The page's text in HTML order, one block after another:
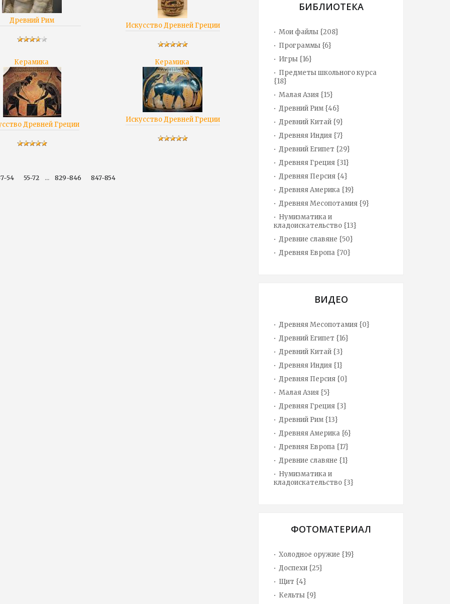
Древний Рим
Искусство Древней Греции
Керамика
Древней Греции
Керамика
Искусство Древней Греции
54 55-72 ... 829-846 847-854
БИБЛИОТЕКА
Мои файлы {208}
Программы {6}
Игры {16}
Предметы школьного курса
{18}
Малая Азия {15}
Древний Рим {46}
Древний Китай {9}
Древняя Индия {7}
Древний Египет {29}
Древняя Греция {31}
Древняя Персия {4}
Древняя Америка {19}
Древняя Месопотамия {9}
Нумизматика и
кладоискательство {13}
Древние славяне {50}
Древняя Европа {70}
ВИДЕО
Древняя Месопотамия {0}
Древний Египет {16}
Древний Китай {3}
Древняя Индия {1}
Древняя Персия {0}
Малая Азия {5}
Древняя Греция {3}
Древний Рим {13}
Древняя Америка {6}
Древняя Европа {17}
Древние славяне {1}
Нумизматика и
кладоискательство {3}
ФОТОМАТЕРИАЛ
Холодное оружие {19}
Доспехи {25}
Щит {4}
Кельты {9}